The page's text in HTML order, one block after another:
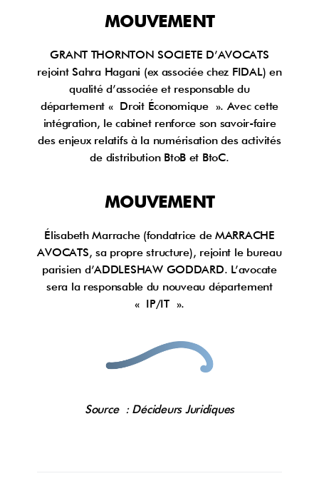
MOUVEMENT
GRANT THORNTON SOCIETE D’AVOCATS
rejoint Sahra Hagani (ex associée chez FIDAL) en
qualité d’associée et responsable du
département « Droit Économique ». Avec cette
intégration, le cabinet renforce son savoir-faire
des enjeux relatifs à la numérisation des activités
de distribution BtoB et BtoC.
MOUVEMENT
Élisabeth Marrache (fondatrice de MARRACHE
AVOCATS, sa propre structure), rejoint le bureau
parisien d’ADDLESHAW GODDARD. L’avocate
sera la responsable du nouveau département
« IP/IT ».
Source : Décideurs Juridiques